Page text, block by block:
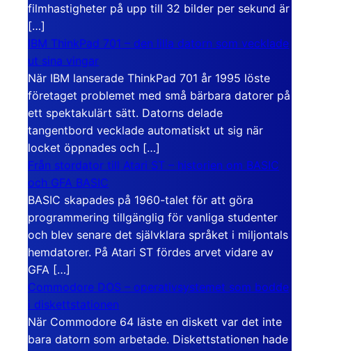
filmhastigheter på upp till 32 bilder per sekund är
[…]
IBM ThinkPad 701 – den lilla datorn som vecklade
ut sina vingar
När IBM lanserade ThinkPad 701 år 1995 löste
företaget problemet med små bärbara datorer på
ett spektakulärt sätt. Datorns delade
tangentbord vecklade automatiskt ut sig när
locket öppnades och […]
Från stordator till Atari ST – historien om BASIC
och GFA BASIC
BASIC skapades på 1960-talet för att göra
programmering tillgänglig för vanliga studenter
och blev senare det självklara språket i miljontals
hemdatorer. På Atari ST fördes arvet vidare av
GFA […]
Commodore DOS – operativsystemet som bodde
i diskettstationen
När Commodore 64 läste en diskett var det inte
bara datorn som arbetade. Diskettstationen hade